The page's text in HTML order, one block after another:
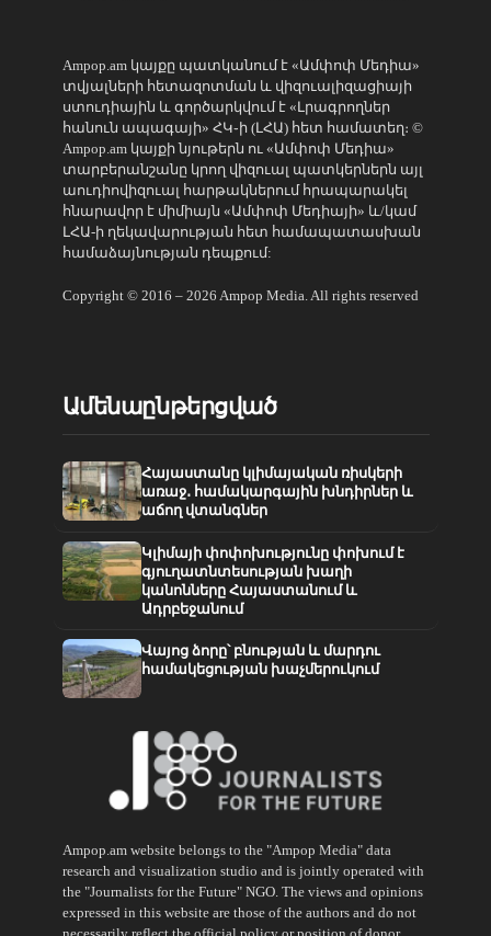
Ampop.am կայքը պատկանում է «Ամփոփ Մեդիա»
տվյալների հետազոտման և վիզուալիզացիայի
ստուդիային և գործարկվում է «Լրագրողներ
հանուն ապագայի» ՀԿ֊ի (ԼՀԱ) հետ համատեղ։ ©
Ampop.am կայքի նյութերն ու «Ամփոփ Մեդիա»
տարբերանշանը կրող վիզուալ պատկերներն այլ
աուդիովիզուալ հարթակներում հրապարակել
հնարավոր է միմիայն «Ամփոփ Մեդիայի» և/կամ
ԼՀԱ-ի ղեկավարության հետ համապատասխան
համաձայնության դեպքում:
Copyright © 2016 – 2026 Ampop Media. All rights reserved
Ամենաընթերցված
Հայաստանը կլիմայական ռիսկերի
առաջ․ համակարգային խնդիրներ և
աճող վտանգներ
Կլիմայի փոփոխությունը փոխում է
գյուղատնտեսության խաղի
կանոնները Հայաստանում և
Ադրբեջանում
Վայոց ձորը՝ բնության և մարդու
համակեցության խաչմերուկում
Ampop.am website belongs to the "Ampop Media" data
research and visualization studio and is jointly operated with
the "Journalists for the Future" NGO. The views and opinions
expressed in this website are those of the authors and do not